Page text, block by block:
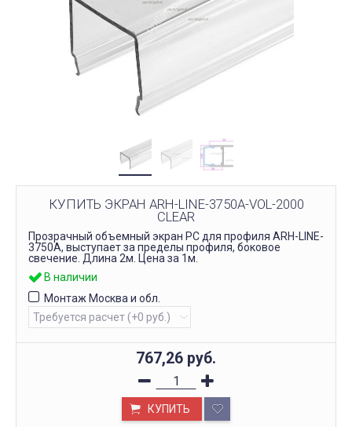
КУПИТЬ ЭКРАН ARH-LINE-3750A-VOL-2000
CLEAR
Прозрачный объемный экран PC для профиля ARH-LINE-
3750A, выступает за пределы профиля, боковое
свечение. Длина 2м. Цена за 1м.
В наличии
Монтаж Москва и обл.
767,26 руб.
КУПИТЬ